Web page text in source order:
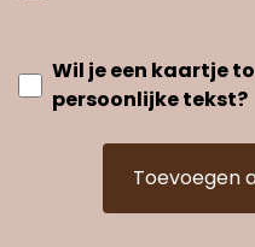
Wil je een kaartje
persoonlijke tekst?
Toevoegen